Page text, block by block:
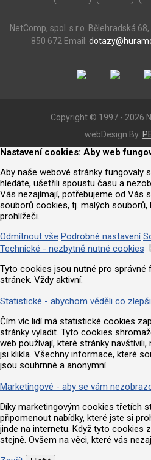
NetComp, spol. s r.o. Bělehradská
850 672 Email:
Copyright © 1997 - 2026
webDesign By:
Nastavení cookies: Aby web
Aby naše webové stránky fungovaly
hledáte, ušetřili spoustu času a
Vás nezajímají, potřebujeme od Vás
souborů cookies, tj. malých souborů,
prohlížeči.
Odmítnout vše Podrobné nastavení
Technické - nezbytně nutné cookies
Tyto cookies jsou nutné pro správné
stránek. Vždy aktivní.
Statistické - abychom věděli co
Čím víc lidí má statistické cookies
stránky vyladit. Tyto cookies
web používají, které stránky
jsi klikla. Všechny informace, které
jsou souhrnné a anonymní.
Marketingové - aby se vám
Díky marketingovým cookies třetích
připomenout nabídky, které jste si
jinde na internetu. Když tyto cookies
stejně. Ovšem na věci, které vás